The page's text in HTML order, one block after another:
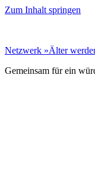
Zum Inhalt springen
Netz­werk »Älter
Gemeinsam für ein